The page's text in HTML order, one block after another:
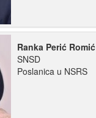
Ranka Perić Romić
SNSD
Poslanica u NSRS